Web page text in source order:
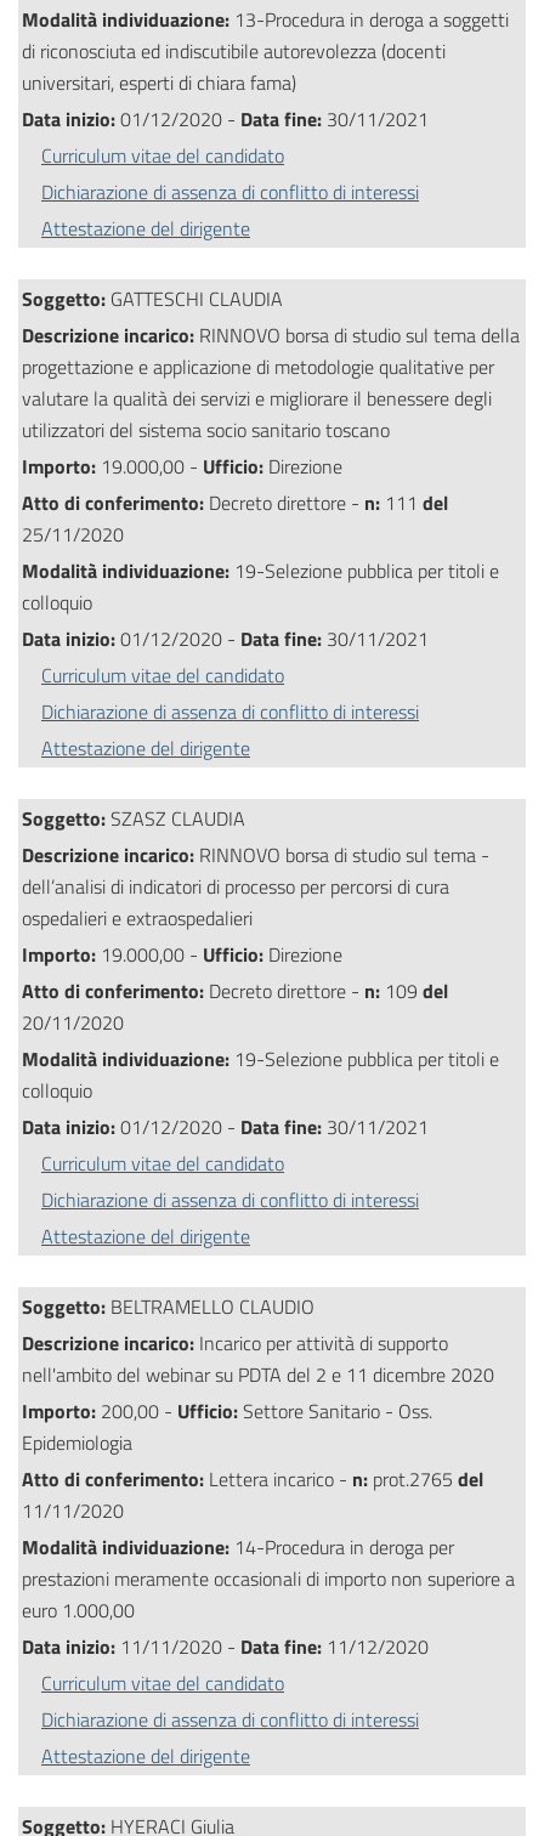
Modalità individuazione: 13-Procedura in deroga a soggetti
di riconosciuta ed indiscutibile autorevolezza (docenti
universitari, esperti di chiara fama)
Data inizio:01/12/2020 - Data fine: 30/11/2021
Curriculum vitae del candidato
Dichiarazione di assenza di conflitto di interessi
Attestazione del dirigente
Soggetto: GATTESCHI CLAUDIA
Descrizione incarico: RINNOVO borsa di studio sul tema della
progettazione e applicazione di metodologie qualitative per
valutare la qualità dei servizi e migliorare il benessere degli
utilizzatori del sistema socio sanitario toscano
Importo: 19.000,00 - Ufficio: Direzione
Atto di conferimento: Decreto direttore - n: 111 del
25/11/2020
Modalità individuazione: 19-Selezione pubblica per titoli e
colloquio
Data inizio:01/12/2020 - Data fine: 30/11/2021
Curriculum vitae del candidato
Dichiarazione di assenza di conflitto di interessi
Attestazione del dirigente
Soggetto:SZASZ CLAUDIA
Descrizione incarico: RINNOVO borsa di studio sul tema -
dell’analisi di indicatori di processo per percorsi di cura
ospedalieri e extraospedalieri
Importo: 19.000,00 - Ufficio: Direzione
Atto di conferimento: Decreto direttore - n: 109 del
20/11/2020
Modalità individuazione: 19-Selezione pubblica per titoli e
colloquio
Data inizio:01/12/2020 - Data fine: 30/11/2021
Curriculum vitae del candidato
Dichiarazione di assenza di conflitto di interessi
Attestazione del dirigente
Soggetto: BELTRAMELLO CLAUDIO
Descrizione incarico: Incarico per attività di supporto
nell'ambito del webinar su PDTA del 2 e 11 dicembre 2020
Importo: 200,00 - Ufficio:Settore Sanitario - Oss.
Epidemiologia
Atto di conferimento: Lettera incarico - n: prot.2765 del
11/11/2020
Modalità individuazione: 14-Procedura in deroga per
prestazioni meramente occasionali di importo non superiore a
euro 1.000,00
Data inizio: 11/11/2020 - Data fine: 11/12/2020
Curriculum vitae del candidato
Dichiarazione di assenza di conflitto di interessi
Attestazione del dirigente
Soggetto: HYERACI Giulia